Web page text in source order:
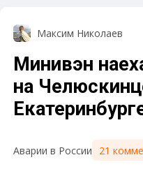
Максим Николаев
Минивэн
на
Аварии в России 21